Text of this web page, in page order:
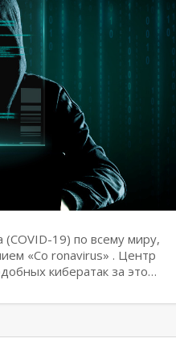
19) по всему миру,
«Co ronavirus» . Центр
кибератак за это…